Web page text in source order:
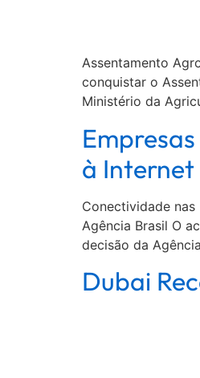
Assentamento
conquistar o
Ministério da
à Internet
Conectividade
Agência Brasil O
decisão da
Dubai